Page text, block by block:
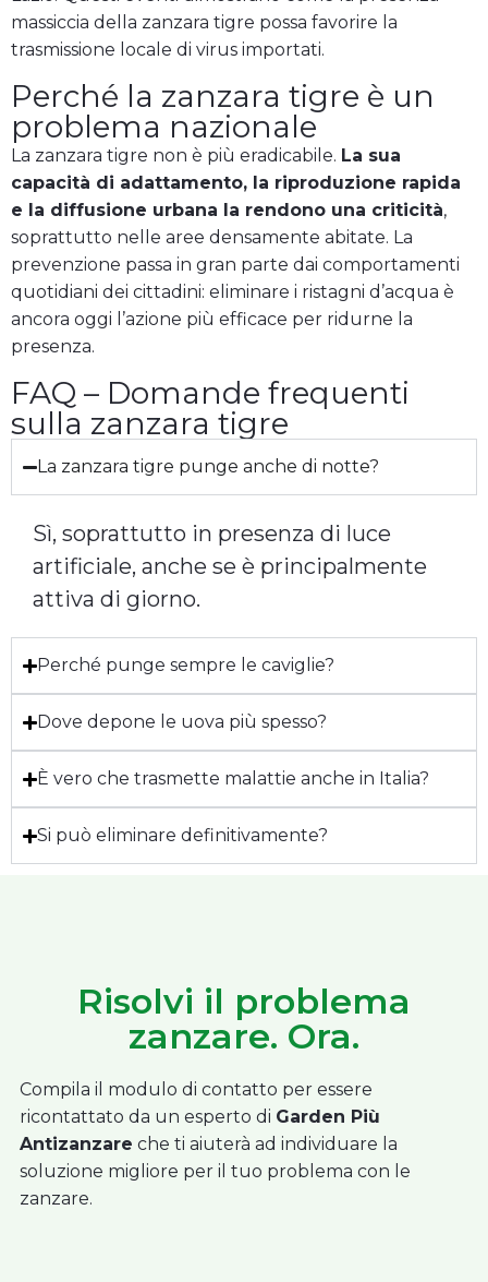
massiccia della zanzara tigre possa favorire la
trasmissione locale di virus importati.
Perché la zanzara tigre è un
problema nazionale
La zanzara tigre non è più eradicabile. La sua
capacità di adattamento, la riproduzione rapida
e la diffusione urbana la rendono una criticità,
soprattutto nelle aree densamente abitate. La
prevenzione passa in gran parte dai comportamenti
quotidiani dei cittadini: eliminare i ristagni d’acqua è
ancora oggi l’azione più efficace per ridurne la
presenza.
FAQ – Domande frequenti
sulla zanzara tigre
La zanzara tigre punge anche di notte?
Sì, soprattutto in presenza di luce
artificiale, anche se è principalmente
attiva di giorno.
Perché punge sempre le caviglie?
Dove depone le uova più spesso?
È vero che trasmette malattie anche in Italia?
Si può eliminare definitivamente?
Risolvi il problema
zanzare. Ora.
Compila il modulo di contatto per essere
ricontattato da un esperto di Garden Più
Antizanzare che ti aiuterà ad individuare la
soluzione migliore per il tuo problema con le
zanzare.